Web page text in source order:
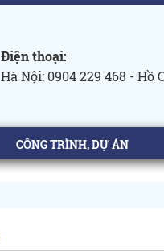
Điện thoại:
Hà Nội: 0904 229 468 - Hồ
CÔNG TRÌNH, DỰ ÁN